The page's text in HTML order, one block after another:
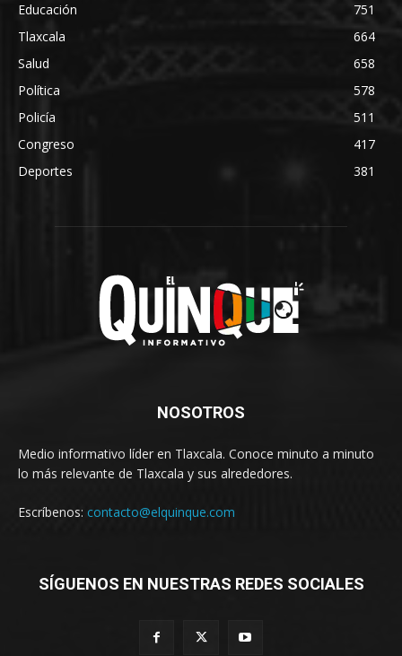
Educación
751
Tlaxcala
664
Salud
658
Política
578
Policía
511
Congreso
417
Deportes
381
NOSOTROS
Medio informativo líder en Tlaxcala. Conoce minuto a minuto
lo más relevante de Tlaxcala y sus alrededores.
Escríbenos: contacto@elquinque.com
SÍGUENOS EN NUESTRAS REDES SOCIALES